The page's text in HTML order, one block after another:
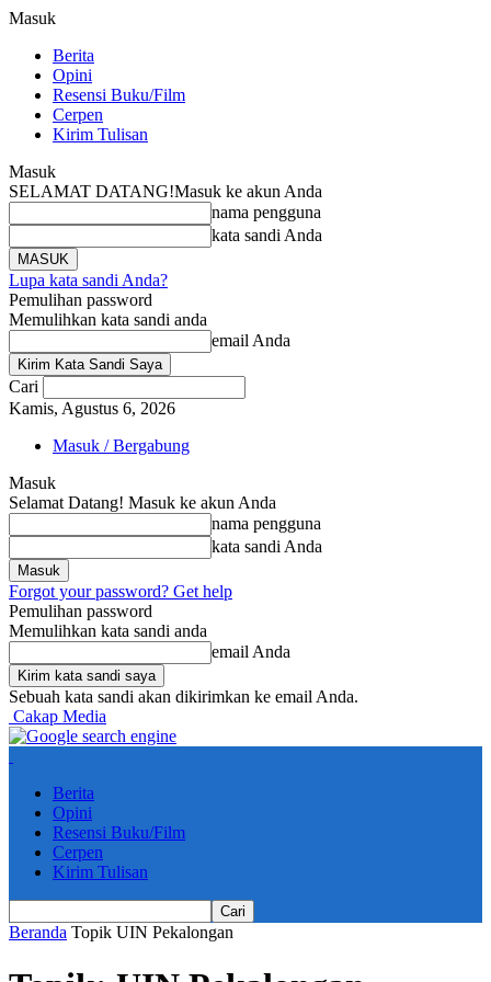
Masuk
Berita
Opini
Resensi Buku/Film
Cerpen
Kirim Tulisan
Masuk
SELAMAT DATANG!Masuk ke akun Anda
nama pengguna
kata sandi Anda
Lupa kata sandi Anda?
Pemulihan password
Memulihkan kata sandi anda
email Anda
Cari
Kamis, Agustus 6, 2026
Masuk / Bergabung
Masuk
Selamat Datang! Masuk ke akun Anda
nama pengguna
kata sandi Anda
Forgot your password? Get help
Pemulihan password
Memulihkan kata sandi anda
email Anda
Sebuah kata sandi akan dikirimkan ke email Anda.
Cakap Media
Berita
Opini
Resensi Buku/Film
Cerpen
Kirim Tulisan
Beranda Topik UIN Pekalongan